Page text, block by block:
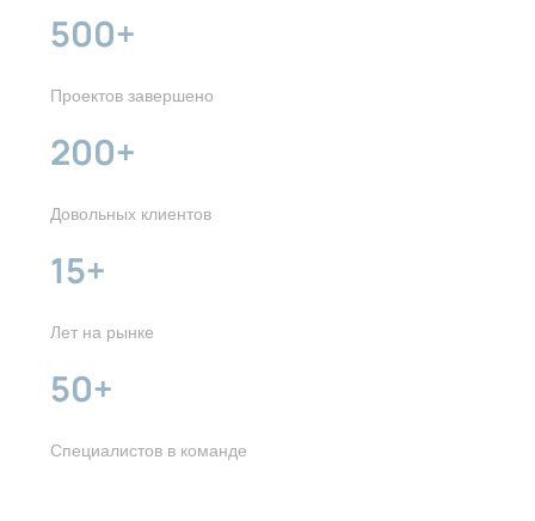
500+
Проектов завершено
200+
Довольных клиентов
15+
Лет на рынке
50+
Специалистов в команде